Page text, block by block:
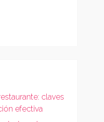
claves
efectiva